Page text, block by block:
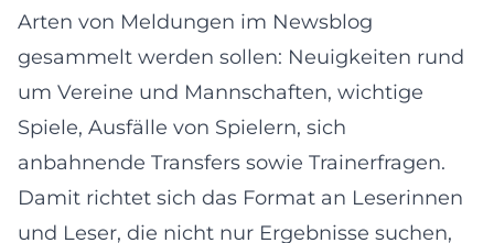
Arten von Meldungen im Newsblog
gesammelt werden sollen: Neuigkeiten rund
um Vereine und Mannschaften, wichtige
Spiele, Ausfälle von Spielern, sich
anbahnende Transfers sowie Trainerfragen.
Damit richtet sich das Format an Leserinnen
und Leser, die nicht nur Ergebnisse suchen,